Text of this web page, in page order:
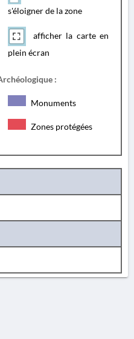
s'éloigner de la zone
afficher la carte en
plein écran
:
Monuments
Zones protégées